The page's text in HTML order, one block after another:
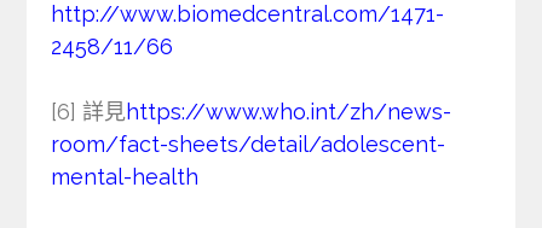
http://www.biomedcentral.com/1471-
2458/11/66
[6] 詳見https://www.who.int/zh/news-
room/fact-sheets/detail/adolescent-
mental-health